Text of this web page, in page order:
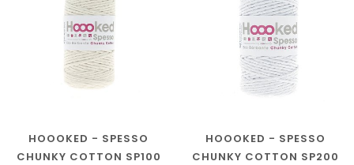
HOOOKED - SPESSO
CHUNKY COTTON SP100
HOOOKED - SPESSO
CHUNKY COTTON SP200